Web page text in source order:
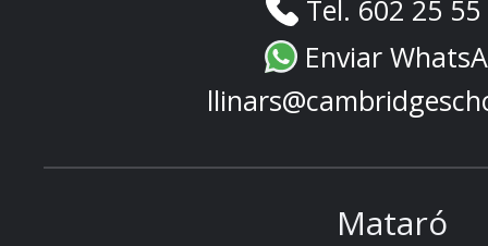
Tel. 602 25
Enviar
Mataró